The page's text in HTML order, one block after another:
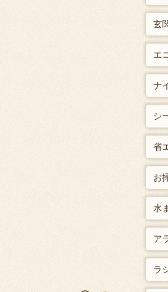
玄
エ
ナ
シ
省
お
水
ア
ラ